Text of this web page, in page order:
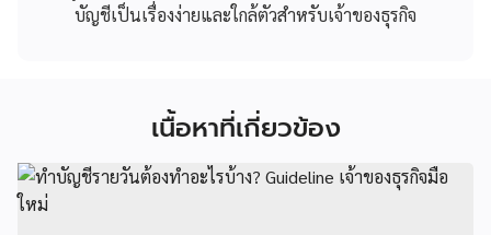
บัญชีเป็นเรื่องง่ายและใกล้ตัวสำหรับเจ้าของธุรกิจ
เนื้อหาที่เกี่ยวข้อง